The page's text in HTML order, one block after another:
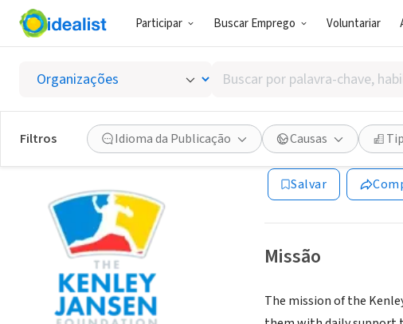
Participar Buscar Emprego Voluntariar
Buscar
por
palavra-
chave,
habilidades
ou
interesses
Filtros Idioma da Publicação Causas
KENLEY
Florence, KY |
Salvar
Missão
The mission of the